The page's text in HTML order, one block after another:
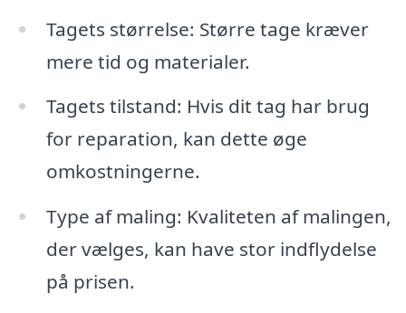
Tagets størrelse: Større tage kræver
mere tid og materialer.
Tagets tilstand: Hvis dit tag har brug
for reparation, kan dette øge
omkostningerne.
Type af maling: Kvaliteten af malingen,
der vælges, kan have stor indflydelse
på prisen.